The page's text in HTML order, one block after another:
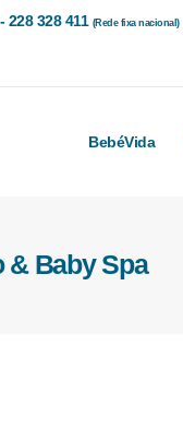
228 328 411 (Rede fixa nacional)
BebéVida
& Baby Spa